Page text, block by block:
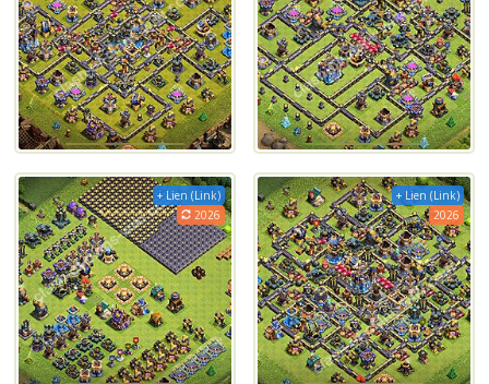
+ Lien (Link)
2026
+ Lien (Link)
2026